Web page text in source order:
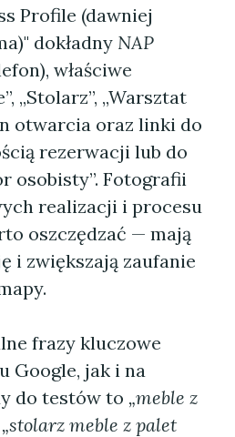
Profile (dawniej
dokładny NAP
właściwe
„Stolarz”, „Warsztat
otwarcia oraz linki do
rezerwacji lub do
osobisty”. Fotografii
realizacji i procesu
oszczędzać — mają
i zwiększają zaufanie
frazy kluczowe
Google, jak i na
do testów to „meble z
meble z palet